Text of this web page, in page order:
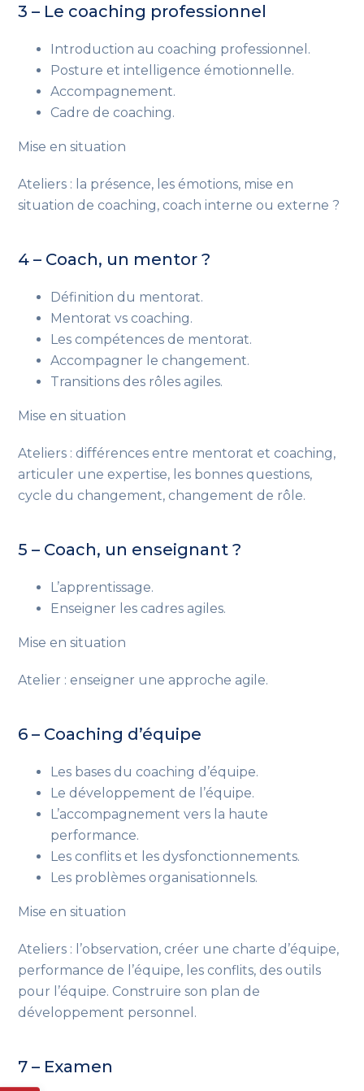
3 – Le coaching professionnel
Introduction au coaching professionnel.
Posture et intelligence émotionnelle.
Accompagnement.
Cadre de coaching.
Mise en situation
Ateliers : la présence, les émotions, mise en
situation de coaching, coach interne ou externe ?
4 – Coach, un mentor ?
Définition du mentorat.
Mentorat vs coaching.
Les compétences de mentorat.
Accompagner le changement.
Transitions des rôles agiles.
Mise en situation
Ateliers : différences entre mentorat et coaching,
articuler une expertise, les bonnes questions,
cycle du changement, changement de rôle.
5 – Coach, un enseignant ?
L’apprentissage.
Enseigner les cadres agiles.
Mise en situation
Atelier : enseigner une approche agile.
6 – Coaching d’équipe
Les bases du coaching d’équipe.
Le développement de l’équipe.
L’accompagnement vers la haute
performance.
Les conflits et les dysfonctionnements.
Les problèmes organisationnels.
Mise en situation
Ateliers : l’observation, créer une charte d’équipe,
performance de l’équipe, les conflits, des outils
pour l’équipe. Construire son plan de
développement personnel.
7 – Examen